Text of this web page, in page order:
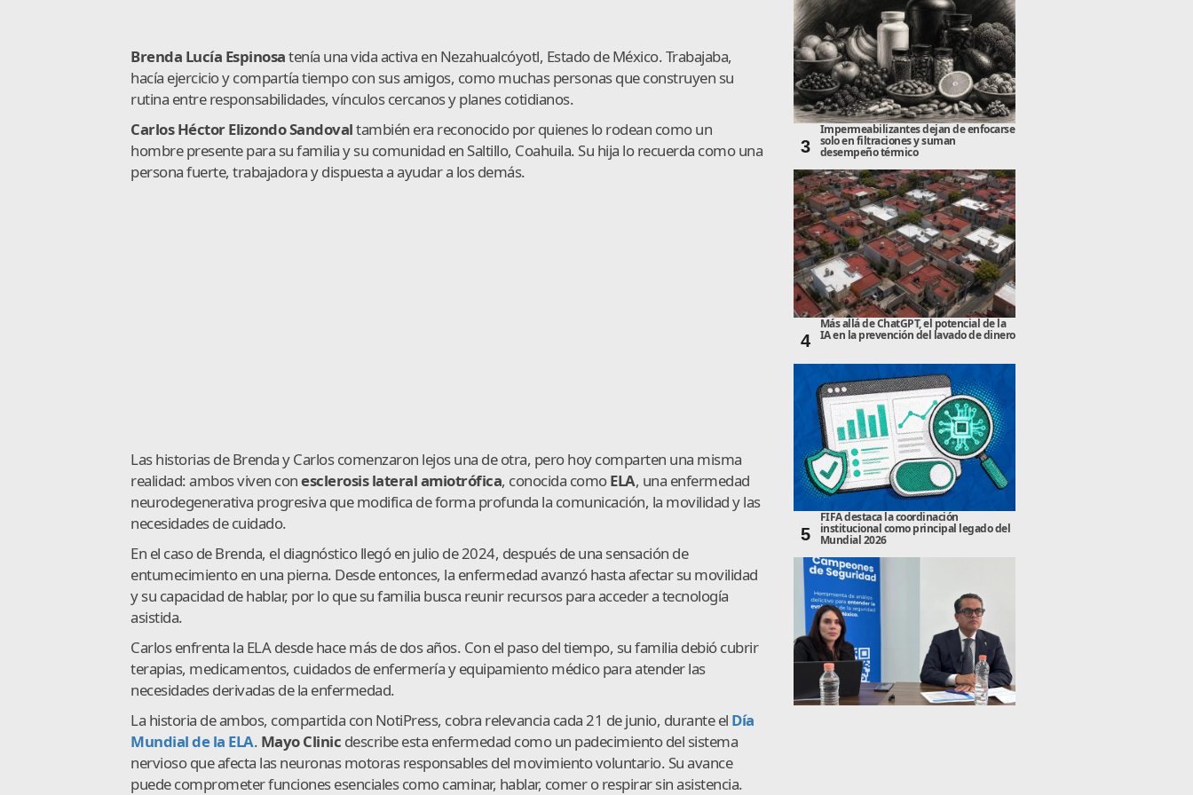
Brenda Lucía Espinosatenía una vida activa en Nezahualcóyotl, Estado de México. Trabajaba,
hacía ejercicio y compartía tiempo con sus amigos, como muchas personas que construyen su
rutina entre responsabilidades, vínculos cercanos y planes cotidianos.
Carlos Héctor Elizondo Sandovaltambién era reconocido por quienes lo rodean como un
hombre presente para su familia y su comunidad en Saltillo, Coahuila. Su hija lo recuerda como una
persona fuerte, trabajadora y dispuesta a ayudar a los demás.
Las historias de Brenda y Carlos comenzaron lejos una de otra, pero hoy comparten una misma
realidad: ambos viven conesclerosis lateral amiotrófica, conocida comoELA, una enfermedad
neurodegenerativa progresiva que modifica de forma profunda la comunicación, la movilidad y las
necesidades de cuidado.
En el caso de Brenda, el diagnóstico llegó en julio de 2024, después de una sensación de
entumecimiento en una pierna. Desde entonces, la enfermedad avanzó hasta afectar su movilidad
y su capacidad de hablar, por lo que su familia busca reunir recursos para acceder a tecnología
asistida.
Carlos enfrenta la ELA desde hace más de dos años. Con el paso del tiempo, su familia debió cubrir
terapias, medicamentos, cuidados de enfermería y equipamiento médico para atender las
necesidades derivadas de la enfermedad.
La historia de ambos, compartida con NotiPress, cobra relevancia cada 21 de junio, durante el Día
Mundial de la ELA. Mayo Clinic describe esta enfermedad como un padecimiento del sistema
nervioso que afecta las neuronas motoras responsables del movimiento voluntario. Su avance
puede comprometer funciones esenciales como caminar, hablar, comer o respirar sin asistencia.
3
Impermeabilizantes dejan de enfocarse
solo en filtraciones y suman
desempeño térmico
4
Más allá de ChatGPT, el potencial de la
IA en la prevención del lavado de dinero
5
FIFA destaca la coordinación
institucional como principal legado del
Mundial 2026